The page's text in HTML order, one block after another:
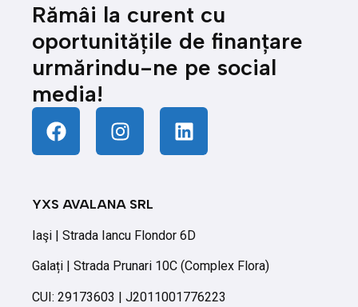
Rămâi la curent cu
oportunitățile de finanțare
urmărindu-ne pe social
media!
YXS AVALANA SRL
Iaşi | Strada Iancu Flondor 6D
Galați | Strada Prunari 10C (Complex Flora)
CUI: 29173603 | J2011001776223